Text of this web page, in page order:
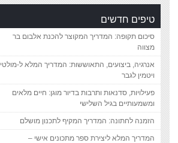
טיפים חדשים
סיכום תקופה: המדריך המקוצר להכנת אלבום בר
מצווה
אנרגיה, ביצועים, התאוששות: המדריך המלא ל-מולטי
ויטמין לגבר
פעילויות, סדנאות ותרבות בדיור מוגן: חיים מלאים
ומשמעותיים בגיל השלישי
הזמנה לחתונה: המדריך המקיף לתכנון מושלם
המדריך המלא ליצירת ספר מתכונים אישי –